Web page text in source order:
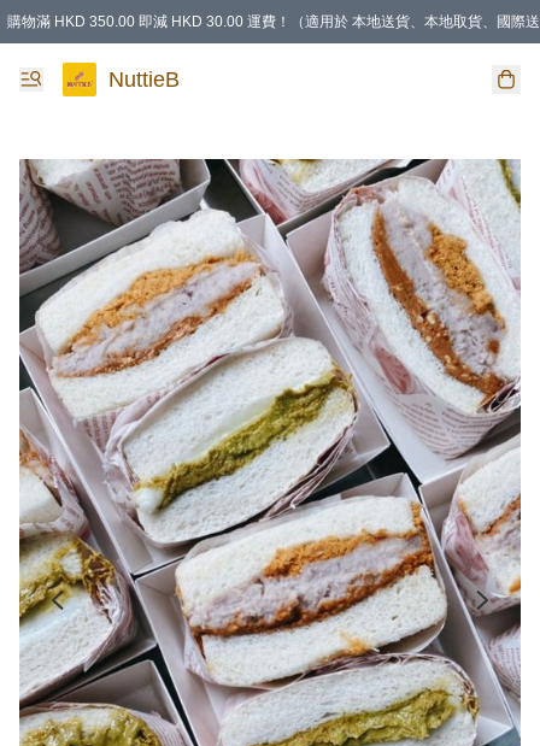
購物滿 HKD 350.00 即減 HKD 30.00 運費！（適用於 本地送貨、本地取貨、國際
NuttieB